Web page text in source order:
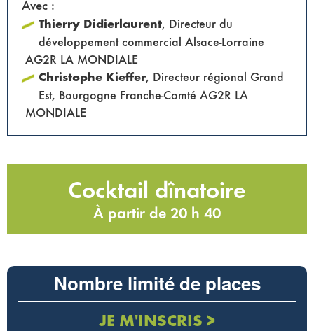
Avec :
Thierry Didierlaurent, Directeur du
développement commercial Alsace-Lorraine
AG2R LA MONDIALE
Christophe Kieffer, Directeur régional Grand
Est, Bourgogne Franche-Comté AG2R LA
MONDIALE
Cocktail dînatoire
À partir de 20 h 40
Nombre limité de places
JE M'INSCRIS >